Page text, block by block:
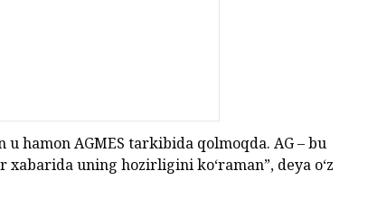
u hamon AGMES tarkibida qolmoqda. AG – bu
uning hozirligini ko‘raman”, deya o‘z